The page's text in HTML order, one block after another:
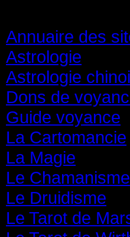
Annuaire des
Astrologie
Astrologie
Dons de
Guide voyance
La Cartomancie
La Magie
Le Chamanisme
Le Druidisme
Le Tarot de